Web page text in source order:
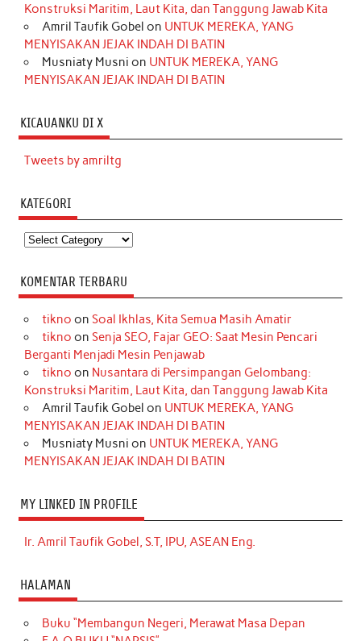
Konstruksi Maritim, Laut Kita, dan Tanggung Jawab Kita
Amril Taufik Gobel on UNTUK MEREKA, YANG
MENYISAKAN JEJAK INDAH DI BATIN
Musniaty Musni on UNTUK MEREKA, YANG
MENYISAKAN JEJAK INDAH DI BATIN
KICAUANKU DI X
Tweets by amriltg
KATEGORI
Kategori
KOMENTAR TERBARU
tikno on Soal Ikhlas, Kita Semua Masih Amatir
tikno on Senja SEO, Fajar GEO: Saat Mesin Pencari
Berganti Menjadi Mesin Penjawab
tikno on Nusantara di Persimpangan Gelombang:
Konstruksi Maritim, Laut Kita, dan Tanggung Jawab Kita
Amril Taufik Gobel on UNTUK MEREKA, YANG
MENYISAKAN JEJAK INDAH DI BATIN
Musniaty Musni on UNTUK MEREKA, YANG
MENYISAKAN JEJAK INDAH DI BATIN
MY LINKED IN PROFILE
Ir. Amril Taufik Gobel, S.T, IPU, ASEAN Eng.
HALAMAN
Buku “Membangun Negeri, Merawat Masa Depan